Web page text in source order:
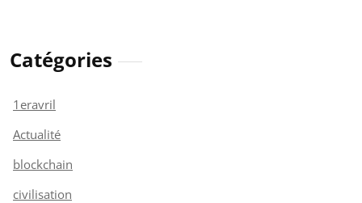
Catégories
1eravril
Actualité
blockchain
civilisation